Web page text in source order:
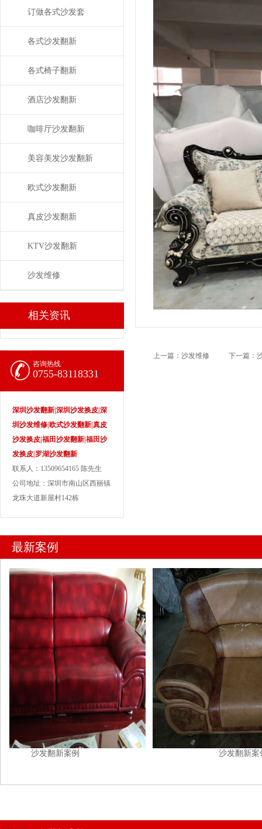
订做各式沙发套
各式沙发翻新
各式椅子翻新
酒店沙发翻新
咖啡厅沙发翻新
美容美发沙发翻新
欧式沙发翻新
真皮沙发翻新
KTV沙发翻新
沙发维修
相关资讯
咨询热线
0755-83118331
深圳沙发翻新|深圳沙发换皮|深
圳沙发维修|欧式沙发翻新|真皮
沙发换皮|福田沙发翻新|福田沙
发换皮|罗湖沙发翻新
联系人：13509654165 陈先生
公司地址：深圳市南山区西丽镇
龙珠大道新屋村142栋
上一篇： 沙发维修 下一篇：
最新案例
沙发翻新案例 沙发翻新案例